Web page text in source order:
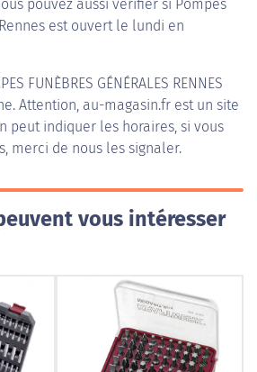
pouvez aussi vérifier si Pompes
est ouvert le lundi en
FUNÈBRES GÉNÉRALES RENNES
Attention, au-magasin.fr est un site
peut indiquer les horaires, si vous
merci de nous les signaler.
vous intéresser